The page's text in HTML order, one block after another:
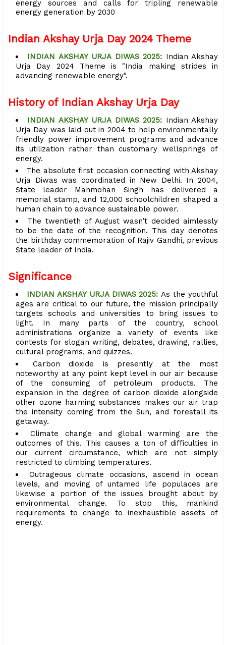
energy sources and calls for tripling renewable
energy generation by 2030
Indian Akshay Urja Day 2024 Theme
INDIAN AKSHAY URJA DIWAS 2025: Indian Akshay
Urja Day 2024 Theme is "India making strides in
advancing renewable energy".
History of Indian Akshay Urja Day
INDIAN AKSHAY URJA DIWAS 2025: Indian Akshay
Urja Day was laid out in 2004 to help environmentally
friendly power improvement programs and advance
its utilization rather than customary wellsprings of
energy.
The absolute first occasion connecting with Akshay
Urja Diwas was coordinated in New Delhi. In 2004,
State leader Manmohan Singh has delivered a
memorial stamp, and 12,000 schoolchildren shaped a
human chain to advance sustainable power.
The twentieth of August wasn’t decided aimlessly
to be the date of the recognition. This day denotes
the birthday commemoration of Rajiv Gandhi, previous
State leader of India.
Significance
INDIAN AKSHAY URJA DIWAS 2025:As the youthful
ages are critical to our future, the mission principally
targets schools and universities to bring issues to
light. In many parts of the country, school
administrations organize a variety of events like
contests for slogan writing, debates, drawing, rallies,
cultural programs, and quizzes.
Carbon dioxide is presently at the most
noteworthy at any point kept level in our air because
of the consuming of petroleum products. The
expansion in the degree of carbon dioxide alongside
other ozone harming substances makes our air trap
the intensity coming from the Sun, and forestall its
getaway.
Climate change and global warming are the
outcomes of this. This causes a ton of difficulties in
our current circumstance, which are not simply
restricted to climbing temperatures.
Outrageous climate occasions, ascend in ocean
levels, and moving of untamed life populaces are
likewise a portion of the issues brought about by
environmental change. To stop this, mankind
requirements to change to inexhaustible assets of
energy.